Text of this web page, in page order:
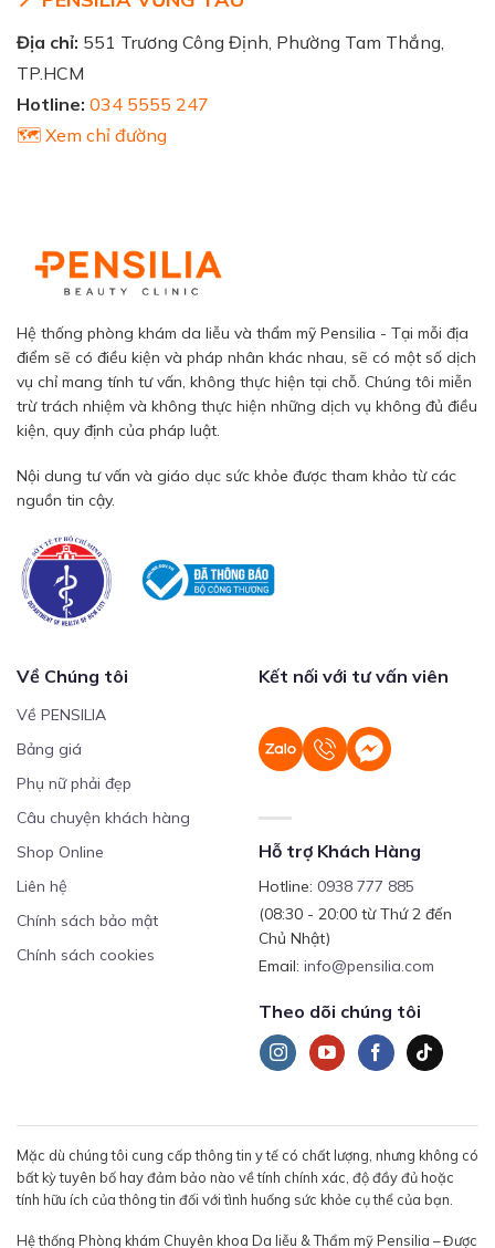
Địa chỉ: 551 Trương Công Định, Phường Tam Thắng,
TP.HCM
Hotline: 034 5555 247
🗺️ Xem chỉ đường
Hệ thống phòng khám da liễu và thẩm mỹ Pensilia - Tại mỗi địa
điểm sẽ có điều kiện và pháp nhân khác nhau, sẽ có một số dịch
vụ chỉ mang tính tư vấn, không thực hiện tại chỗ. Chúng tôi miễn
trừ trách nhiệm và không thực hiện những dịch vụ không đủ điều
kiện, quy định của pháp luật.
Nội dung tư vấn và giáo dục sức khỏe được tham khảo từ các
nguồn tin cậy.
Về Chúng tôi
Về PENSILIA
Bảng giá
Phụ nữ phải đẹp
Câu chuyện khách hàng
Shop Online
Liên hệ
Chính sách bảo mật
Chính sách cookies
Kết nối với tư vấn viên
Hỗ trợ Khách Hàng
Hotline: 0938 777 885
(08:30 - 20:00 từ Thứ 2 đến
Chủ Nhật)
Email: info@pensilia.com
Theo dõi chúng tôi
Mặc dù chúng tôi cung cấp thông tin y tế có chất lượng, nhưng không có
bất kỳ tuyên bố hay đảm bảo nào về tính chính xác, độ đầy đủ hoặc
tính hữu ích của thông tin đối với tình huống sức khỏe cụ thể của bạn.
Hệ thống Phòng khám Chuyên khoa Da liễu & Thẩm mỹ Pensilia – Được